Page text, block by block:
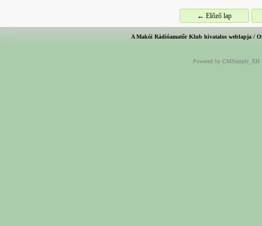
← Előző lap
A Makói Rádióamatőr Klub hivatalos weblapja /
Powered by CMSimple_XH